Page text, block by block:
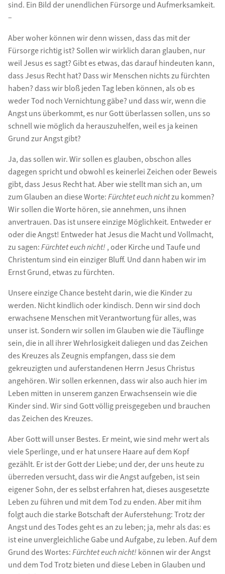
sind. Ein Bild der unendlichen Fürsorge und Aufmerksamkeit.
–
Aber woher können wir denn wissen, dass das mit der
Fürsorge richtig ist? Sollen wir wirklich daran glauben, nur
weil Jesus es sagt? Gibt es etwas, das darauf hindeuten kann,
dass Jesus Recht hat? Dass wir Menschen nichts zu fürchten
haben? dass wir bloß jeden Tag leben können, als ob es
weder Tod noch Vernichtung gäbe? und dass wir, wenn die
Angst uns überkommt, es nur Gott überlassen sollen, uns so
schnell wie möglich da herauszuhelfen, weil es ja keinen
Grund zur Angst gibt?
Ja, das sollen wir. Wir sollen es glauben, obschon alles
dagegen spricht und obwohl es keinerlei Zeichen oder Beweis
gibt, dass Jesus Recht hat. Aber wie stellt man sich an, um
zum Glauben an diese Worte:Fürchtet euch nichtzu kommen?
Wir sollen die Worte hören, sie annehmen, uns ihnen
anvertrauen. Das ist unsere einzige Möglichkeit. Entweder er
oder die Angst! Entweder hat Jesus die Macht und Vollmacht,
zu sagen:Fürchtet euch nicht! , oder Kirche und Taufe und
Christentum sind ein einziger Bluff. Und dann haben wir im
Ernst Grund, etwas zu fürchten.
Unsere einzige Chance besteht darin, wie die Kinder zu
werden. Nicht kindlich oder kindisch. Denn wir sind doch
erwachsene Menschen mit Verantwortung für alles, was
unser ist. Sondern wir sollen im Glauben wie die Täuflinge
sein, die in all ihrer Wehrlosigkeit daliegen und das Zeichen
des Kreuzes als Zeugnis empfangen, dass sie dem
gekreuzigten und auferstandenen Herrn Jesus Christus
angehören. Wir sollen erkennen, dass wir also auch hier im
Leben mitten in unserem ganzen Erwachsensein wie die
Kinder sind. Wir sind Gott völlig preisgegeben und brauchen
das Zeichen des Kreuzes.
Aber Gott will unser Bestes. Er meint, wie sind mehr wert als
viele Sperlinge, und er hat unsere Haare auf dem Kopf
gezählt. Er ist der Gott der Liebe; und der, der uns heute zu
überreden versucht, dass wir die Angst aufgeben, ist sein
eigener Sohn, der es selbst erfahren hat, dieses ausgesetzte
Leben zu führen und mit dem Tod zu enden. Aber mit ihm
folgt auch die starke Botschaft der Auferstehung: Trotz der
Angst und des Todes geht es an zu leben; ja, mehr als das: es
ist eine unvergleichliche Gabe und Aufgabe, zu leben. Auf dem
Grund des Wortes:Fürchtet euch nicht! können wir der Angst
und dem Tod Trotz bieten und diese Leben in Glauben und